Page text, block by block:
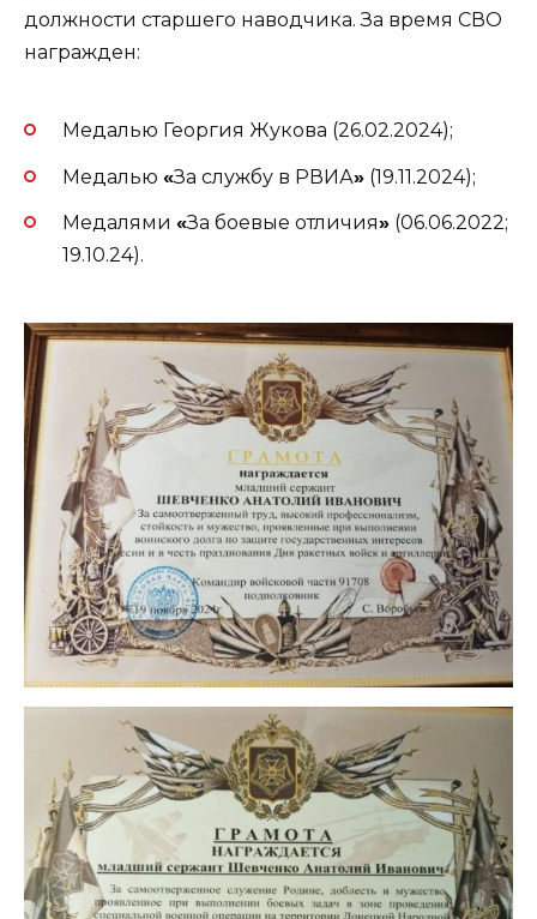
должности старшего наводчика. За время СВО
награжден:
Медалью Георгия Жукова (26.02.2024);
Медалью «За службу в РВИА» (19.11.2024);
Медалями «За боевые отличия» (06.06.2022;
19.10.24).